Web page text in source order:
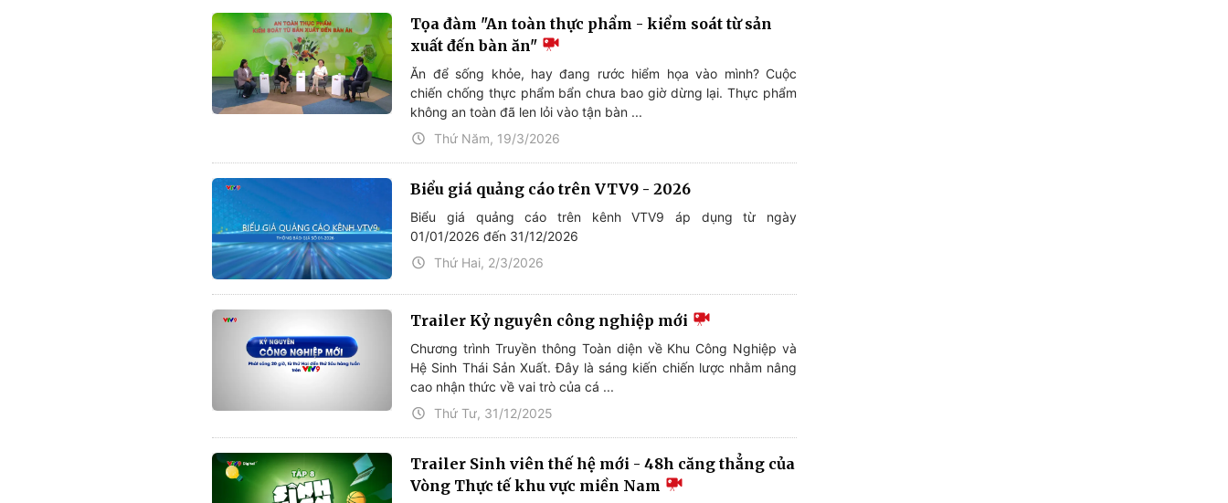
Tọa đàm "An toàn thực phẩm - kiểm soát từ sản
xuất đến bàn ăn"
Ăn để sống khỏe, hay đang rước hiểm họa vào mình? Cuộc
chiến chống thực phẩm bẩn chưa bao giờ dừng lại. Thực phẩm
không an toàn đã len lỏi vào tận bàn ...
Thứ Năm, 19/3/2026
Biểu giá quảng cáo trên VTV9 - 2026
Biểu giá quảng cáo trên kênh VTV9 áp dụng từ ngày
01/01/2026 đến 31/12/2026
Thứ Hai, 2/3/2026
Trailer Kỷ nguyên công nghiệp mới
Chương trình Truyền thông Toàn diện về Khu Công Nghiệp và
Hệ Sinh Thái Sản Xuất. Đây là sáng kiến chiến lược nhằm nâng
cao nhận thức về vai trò của cá ...
Thứ Tư, 31/12/2025
Trailer Sinh viên thế hệ mới - 48h căng thẳng của
Vòng Thực tế khu vực miền Nam